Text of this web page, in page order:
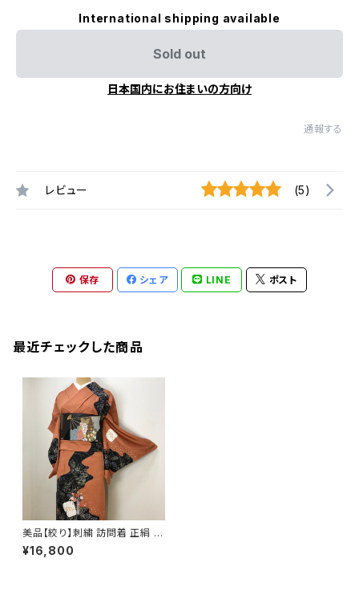
International shipping available
Sold out
日本国内にお住まいの方向け
通報する
レビュー (5)
保存 シェア LINE ポスト
最近チェックした商品
美品【絞り】刺繍 訪問着 正絹 大
寸 b591
¥16,800